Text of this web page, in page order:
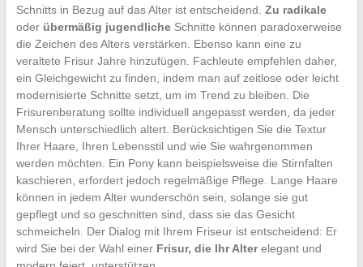
Schnitts in Bezug auf das Alter ist entscheidend. Zu radikale
oder übermäßig jugendlicheSchnitte können paradoxerweise
die Zeichen des Alters verstärken. Ebenso kann eine zu
veraltete Frisur Jahre hinzufügen. Fachleute empfehlen daher,
ein Gleichgewicht zu finden, indem man auf zeitlose oder leicht
modernisierte Schnitte setzt, um im Trend zu bleiben. Die
Frisurenberatung sollte individuell angepasst werden, da jeder
Mensch unterschiedlich altert. Berücksichtigen Sie die Textur
Ihrer Haare, Ihren Lebensstil und wie Sie wahrgenommen
werden möchten. Ein Pony kann beispielsweise die Stirnfalten
kaschieren, erfordert jedoch regelmäßige Pflege. Lange Haare
können in jedem Alter wunderschön sein, solange sie gut
gepflegt und so geschnitten sind, dass sie das Gesicht
schmeicheln. Der Dialog mit Ihrem Friseur ist entscheidend: Er
wird Sie bei der Wahl einer Frisur, die Ihr Alterelegant und